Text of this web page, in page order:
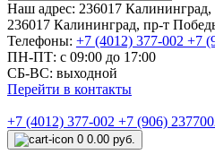
Наш адрес: 236017
236017 Калининград,​ пр-т
Телефоны: +7 (4012) 377-002 +7
ПН-ПТ: с 09:00 до 17:00
СБ-ВС: выходной
Перейти в контакты
+7 (4012) 377-002 +7 (906)
0 0.00 руб.